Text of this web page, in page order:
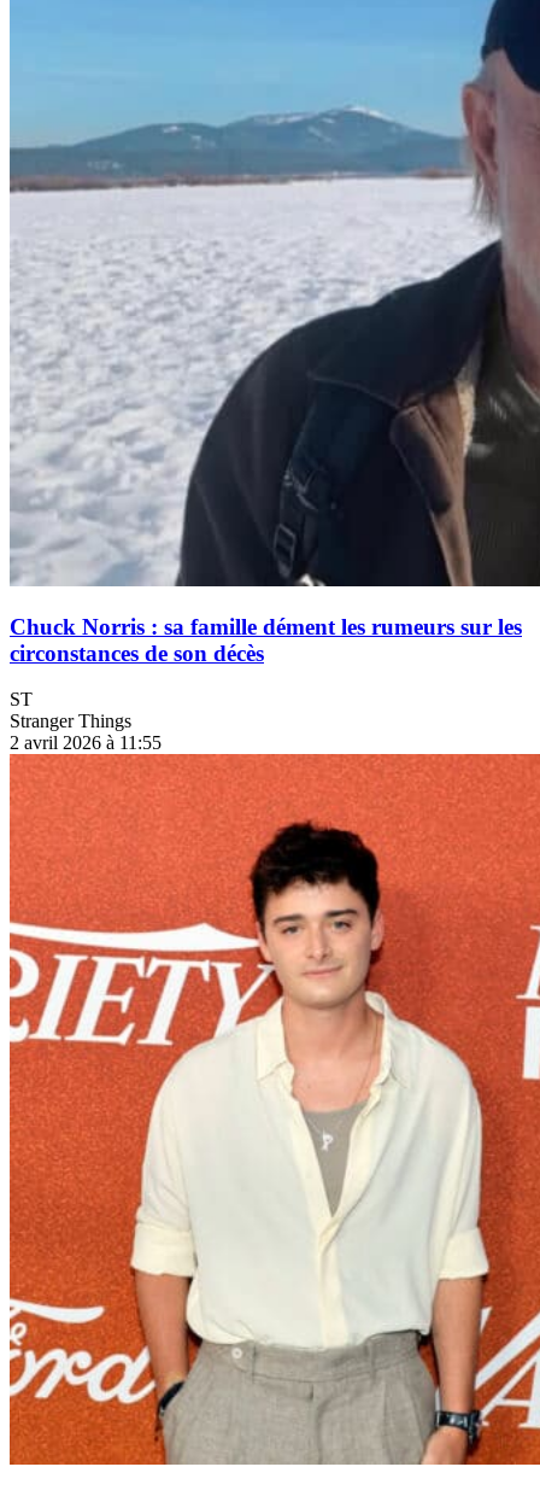
Chuck Norris : sa famille dément les rumeurs sur les
circonstances de son décès
ST
Stranger Things
2 avril 2026 à 11:55